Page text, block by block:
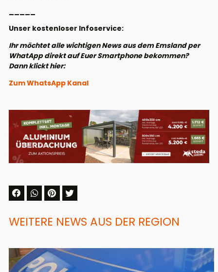
Unser kostenloser Infoservice:
Ihr möchtet alle wichtigen News aus dem Emsland per
WhatApp direkt auf Euer Smartphone bekommen?
Dann klickt hier:
Zum WhatsApp Kanal
WEITERE NEWS AUS DER REGION